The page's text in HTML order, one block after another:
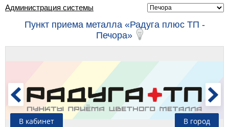
Администрация системы
Пункт приема металла «Радуга плюс ТП -
Печора»
В кабинет В город